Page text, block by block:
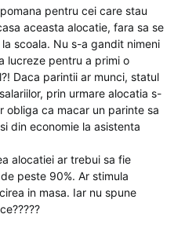
pentru cei care stau
aceasta alocatie, fara sa se
scoala. Nu s-a gandit nimeni
lucreze pentru a primi o
Daca parintii ar munci, statul
prin urmare alocatia s-
obliga ca macar un parinte sa
din economie la asistenta
alocatiei ar trebui sa fie
peste 90%. Ar stimula
in masa. Iar nu spune